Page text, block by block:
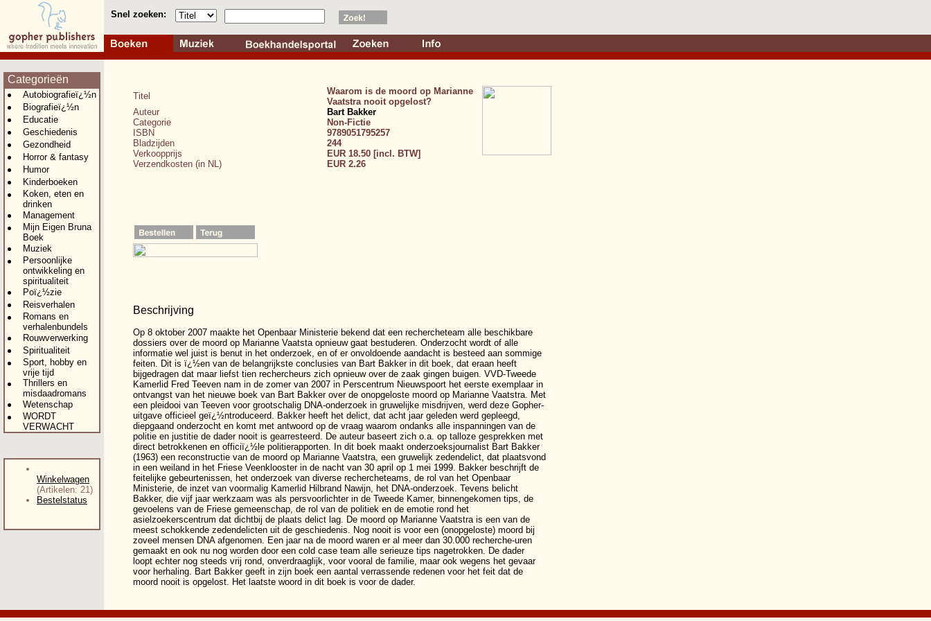
Snel zoeken:
Categorieën
Autobiografieï¿½n
Biografieï¿½n
Educatie
Geschiedenis
Gezondheid
Horror & fantasy
Humor
Kinderboeken
Koken, eten en
drinken
Management
Mijn Eigen Bruna
Boek
Muziek
Persoonlijke
ontwikkeling en
spiritualiteit
Poï¿½zie
Reisverhalen
Romans en
verhalenbundels
Rouwverwerking
Spiritualiteit
Sport, hobby en
vrije tijd
Thrillers en
misdaadromans
Wetenschap
WORDT
VERWACHT
Winkelwagen
(Artikelen: 21)
Bestelstatus
Titel
Waarom is de moord op Marianne
Vaatstra nooit opgelost?
Auteur
Bart Bakker
Categorie
Non-Fictie
ISBN
9789051795257
Bladzijden
244
Verkoopprijs
EUR 18.50 [incl. BTW]
Verzendkosten (in NL)
EUR 2.26
Beschrijving
Op 8 oktober 2007 maakte het Openbaar Ministerie bekend dat een rechercheteam alle beschikbare
dossiers over de moord op Marianne Vaatsta opnieuw gaat bestuderen. Onderzocht wordt of alle
informatie wel juist is benut in het onderzoek, en of er onvoldoende aandacht is besteed aan sommige
feiten. Dit is ï¿½en van de belangrijkste conclusies van Bart Bakker in dit boek, dat eraan heeft
bijgedragen dat maar liefst tien rechercheurs zich opnieuw over de zaak gingen buigen. VVD-Tweede
Kamerlid Fred Teeven nam in de zomer van 2007 in Perscentrum Nieuwspoort het eerste exemplaar in
ontvangst van het nieuwe boek van Bart Bakker over de onopgeloste moord op Marianne Vaatstra. Met
een pleidooi van Teeven voor grootschalig DNA-onderzoek in gruwelijke misdrijven, werd deze Gopher-
uitgave officieel geï¿½ntroduceerd. Bakker heeft het delict, dat acht jaar geleden werd gepleegd,
diepgaand onderzocht en komt met antwoord op de vraag waarom ondanks alle inspanningen van de
politie en justitie de dader nooit is gearresteerd. De auteur baseert zich o.a. op talloze gesprekken met
direct betrokkenen en officiï¿½le politierapporten. In dit boek maakt onderzoeksjournalist Bart Bakker
(1963) een reconstructie van de moord op Marianne Vaatstra, een gruwelijk zedendelict, dat plaatsvond
in een weiland in het Friese Veenklooster in de nacht van 30 april op 1 mei 1999. Bakker beschrijft de
feitelijke gebeurtenissen, het onderzoek van diverse rechercheteams, de rol van het Openbaar
Ministerie, de inzet van voormalig Kamerlid Hilbrand Nawijn, het DNA-onderzoek. Tevens belicht
Bakker, die vijf jaar werkzaam was als persvoorlichter in de Tweede Kamer, binnengekomen tips, de
gevoelens van de Friese gemeenschap, de rol van de politiek en de emotie rond het
asielzoekerscentrum dat dichtbij de plaats delict lag. De moord op Marianne Vaatstra is een van de
meest schokkende zedendelicten uit de geschiedenis. Nog nooit is voor een (onopgeloste) moord bij
zoveel mensen DNA afgenomen. Een jaar na de moord waren er al meer dan 30.000 recherche-uren
gemaakt en ook nu nog worden door een cold case team alle serieuze tips nagetrokken. De dader
loopt echter nog steeds vrij rond, onverdraaglijk, voor vooral de familie, maar ook wegens het gevaar
voor herhaling. Bart Bakker geeft in zijn boek een aantal verrassende redenen voor het feit dat de
moord nooit is opgelost. Het laatste woord in dit boek is voor de dader.